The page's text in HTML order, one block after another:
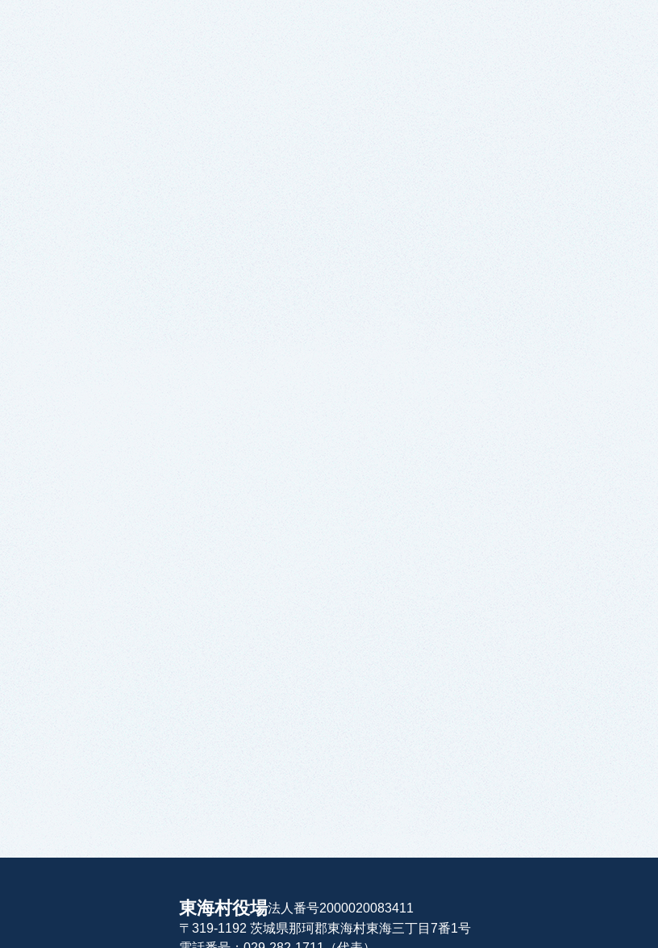
東海村役場法人番号2000020083411
〒319-1192 茨城県那珂郡東海村東海三丁目7番1号